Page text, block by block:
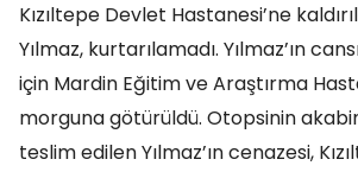
Kızıltepe Devlet Hastanesi’ne
Yılmaz, kurtarılamadı. Yılmaz’ın
için Mardin Eğitim ve Araştırma
morguna götürüldü. Otopsinin
teslim edilen Yılmaz’ın cenazesi,